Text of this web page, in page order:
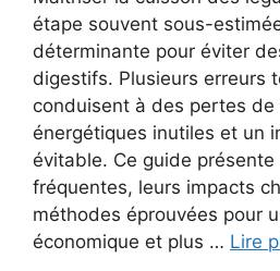
étape souvent sous-
déterminante pour éviter
digestifs. Plusieurs erreurs
conduisent à des pertes
énergétiques inutiles et un
évitable. Ce guide présente
fréquentes, leurs impacts
méthodes éprouvées pour
économique et plus … Lire